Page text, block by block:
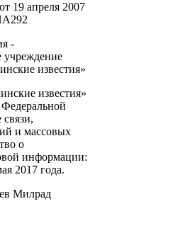
19 апреля 2007
-
известия»
известия»
Федеральной
и массовых
о
информации:
2017 года.
Милрад